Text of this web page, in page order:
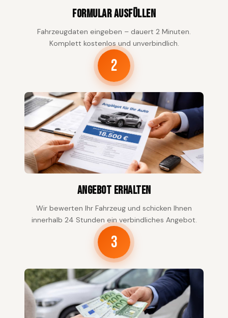
Formular ausfüllen
Fahrzeugdaten eingeben – dauert 2 Minuten.
Komplett kostenlos und unverbindlich.
2
Angebot erhalten
Wir bewerten Ihr Fahrzeug und schicken Ihnen
innerhalb 24 Stunden ein verbindliches Angebot.
3